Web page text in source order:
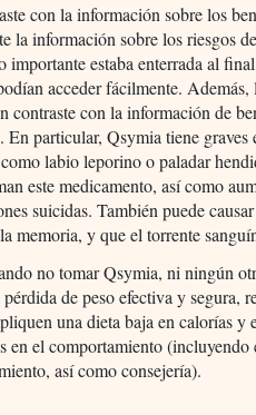
con la información sobre los
la información sobre los riesgos
importante estaba enterrada al
acceder fácilmente.
contraste con la información de
particular, Qsymia tiene graves
labio leporino o paladar
este medicamento, así como
suicidas. También puede
memoria, y que el torrente
no tomar Qsymia, ni ningún
de peso efectiva y segura,
una dieta baja en calorías y
en el comportamiento
así como consejería).